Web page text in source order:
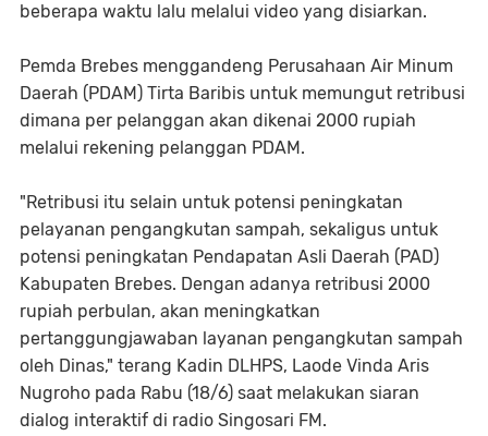
beberapa waktu lalu melalui video yang disiarkan.
Pemda Brebes menggandeng Perusahaan Air Minum
Daerah (PDAM) Tirta Baribis untuk memungut retribusi
dimana per pelanggan akan dikenai 2000 rupiah
melalui rekening pelanggan PDAM.
"Retribusi itu selain untuk potensi peningkatan
pelayanan pengangkutan sampah, sekaligus untuk
potensi peningkatan Pendapatan Asli Daerah (PAD)
Kabupaten Brebes. Dengan adanya retribusi 2000
rupiah perbulan, akan meningkatkan
pertanggungjawaban layanan pengangkutan sampah
oleh Dinas," terang Kadin DLHPS, Laode Vinda Aris
Nugroho pada Rabu (18/6) saat melakukan siaran
dialog interaktif di radio Singosari FM.